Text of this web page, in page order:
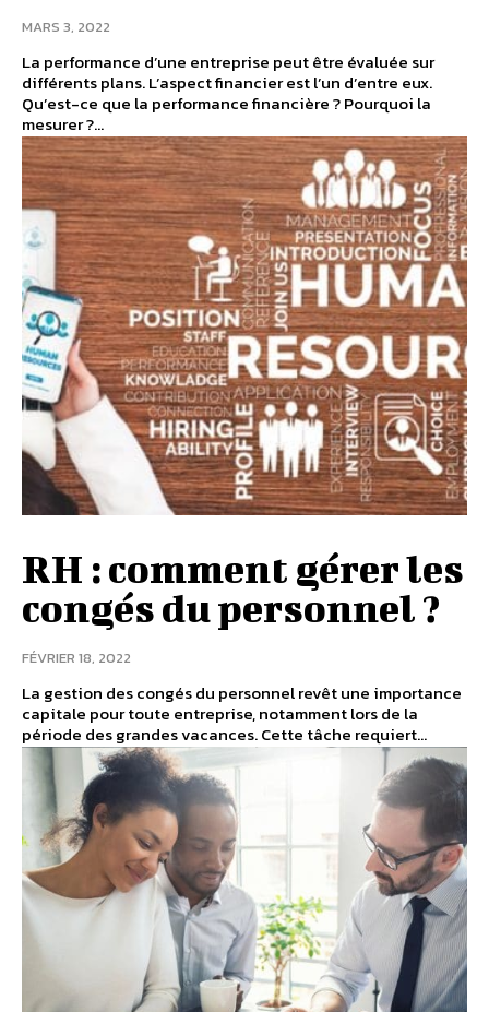
MARS 3, 2022
La performance d’une entreprise peut être évaluée sur
différents plans. L’aspect financier est l’un d’entre eux.
Qu’est-ce que la performance financière ? Pourquoi la
mesurer ?...
RH : comment gérer les
congés du personnel ?
FÉVRIER 18, 2022
La gestion des congés du personnel revêt une importance
capitale pour toute entreprise, notamment lors de la
période des grandes vacances. Cette tâche requiert...